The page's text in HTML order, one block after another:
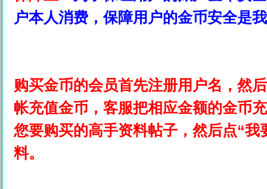
户本人消费，保障用户的金币安全是
购买金币的会员首先注册用户名，然
帐充值金币，客服把相应金额的金币
您要购买的高手资料帖子，然后点“
料。